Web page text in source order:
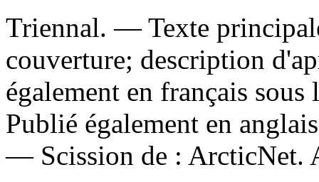
Triennal. — Texte
couverture; description
également en français
Publié également en
— Scission de : ArcticNet.